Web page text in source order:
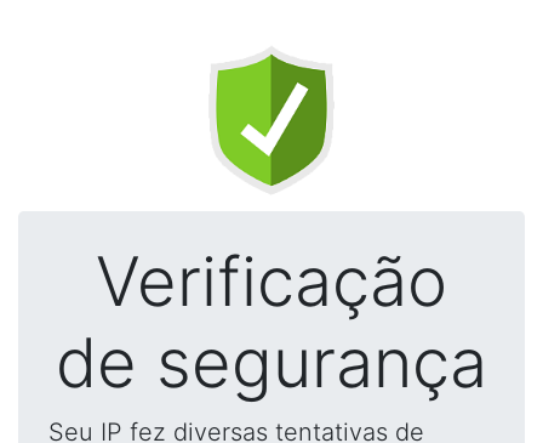
Verificação
de segurança
Seu IP fez diversas tentativas de